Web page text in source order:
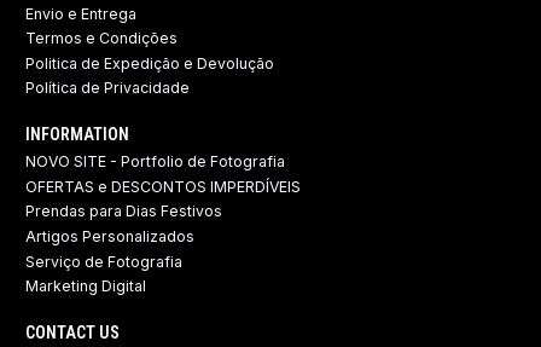
Envio e Entrega
Termos e Condições
Politica de Expedição e Devolução ​
Política de Privacidade
INFORMATION
NOVO SITE - Portfolio de Fotografia
OFERTAS e DESCONTOS IMPERDÍVEIS
Prendas para Dias Festivos
Artigos Personalizados
Serviço de Fotografia
Marketing Digital
CONTACT US